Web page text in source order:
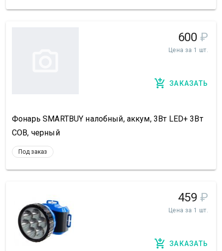
600 ₽
Цена за 1 шт.
ЗАКАЗАТЬ
Фонарь SMARTBUY налобный, аккум, 3Вт LED+ 3Вт
СОВ, черный
Под заказ
459 ₽
Цена за 1 шт.
ЗАКАЗАТЬ